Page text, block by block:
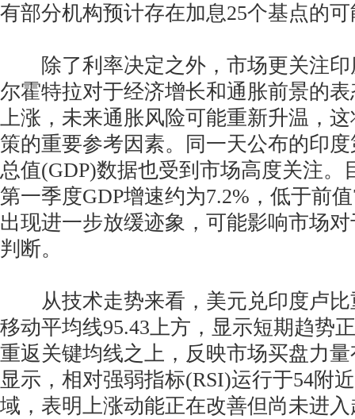
有部分机构预计存在加息25个基点的
除了利率决定之外，市场更关注印
尔霍特拉对于经济增长和通胀前景的
上涨，未来通胀风险可能重新升温，
策的重要参考因素。同一天公布的印
总值(GDP)数据也受到市场高度关注。
第一季度GDP增速约为7.2%，低于前
出现进一步放缓迹象，可能影响市场
判断。
从技术走势来看，美元兑印度卢比
移动平均线95.43上方，显示短期趋势
重返关键均线之上，反映市场买盘力
显示，相对强弱指标(RSI)运行于54附
域，表明上涨动能正在改善但尚未进